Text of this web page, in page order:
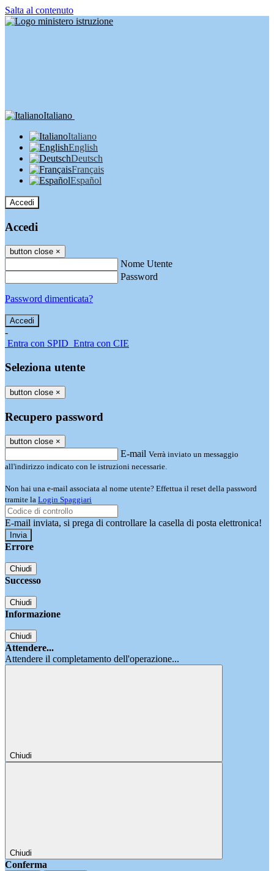
Salta al contenuto
Italiano
Italiano
English
Deutsch
Français
Español
Accedi
Accedi
button close ×
Nome Utente
Password
Password dimenticata?
-
Entra con SPID Entra con CIE
Seleziona utente
button close ×
Recupero password
button close ×
E-mail Verrà inviato un messaggio
all'indirizzo indicato con le istruzioni necessarie.
Non hai una e-mail associata al nome utente? Effettua il reset della password
tramite la Login Spaggiari
E-mail inviata, si prega di controllare la casella di posta elettronica!
Errore
Chiudi
Successo
Chiudi
Informazione
Chiudi
Attendere...
Attendere il completamento dell'operazione...
Chiudi
Chiudi
Conferma